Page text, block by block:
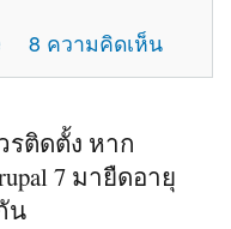
เว็บไซต์
8 ความคิดเห็น
รติดตั้ง หาก
7 มายืดอายุ
น